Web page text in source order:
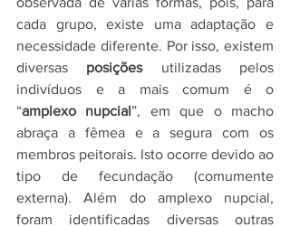
cada grupo, existe uma adaptação e
necessidade diferente. Por isso, existem
diversas posições utilizadas pelos
indivíduos e a mais comum é o
“amplexo nupcial”, em que o macho
abraça a fêmea e a segura com os
membros peitorais. Isto ocorre devido ao
tipo de fecundação (comumente
externa). Além do amplexo nupcial,
foram identificadas diversas outras